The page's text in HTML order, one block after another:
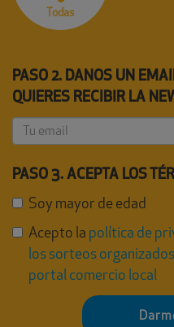
Todas
PASO 2. DANOS UN
QUIERES RECIBIR LA
PASO 3. ACEPTA LOS
Soy mayor de edad
Acepto la política de
los sorteos
portal comercio local